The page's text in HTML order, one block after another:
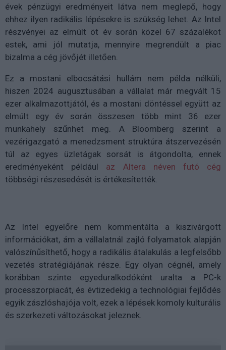
évek pénzügyi eredményeit látva nem meglepő, hogy
ehhez ilyen radikális lépésekre is szükség lehet. Az Intel
részvényei az elmúlt öt év során közel 67 százalékot
estek, ami jól mutatja, mennyire megrendült a piac
bizalma a cég jövőjét illetően.
Ez a mostani elbocsátási hullám nem példa nélküli,
hiszen 2024 augusztusában a vállalat már megvált 15
ezer alkalmazottjától, és a mostani döntéssel együtt az
elmúlt egy év során összesen több mint 36 ezer
munkahely szűnhet meg. A Bloomberg szerint a
vezérigazgató a menedzsment struktúra átszervezésén
túl az egyes üzletágak sorsát is átgondolta, ennek
eredményeként például az Altera néven futó cég
többségi részesedését is értékesítették.
Az Intel egyelőre nem kommentálta a kiszivárgott
információkat, ám a vállalatnál zajló folyamatok alapján
valószínűsíthető, hogy a radikális átalakulás a legfelsőbb
vezetés stratégiájának része. Egy olyan cégnél, amely
korábban szinte egyeduralkodóként uralta a PC-k
processzorpiacát, és évtizedekig a technológiai fejlődés
egyik zászlóshajója volt, ezek a lépések komoly kulturális
és szerkezeti változásokat jeleznek.